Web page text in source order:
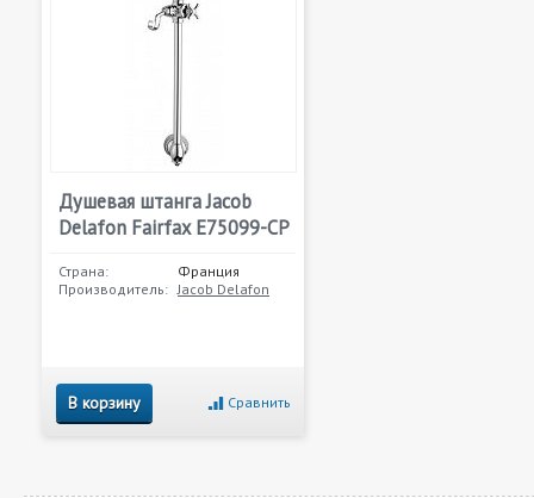
Душевая штанга Jacob
Delafon Fairfax E75099-CP
Страна:
Франция
Производитель: Jacob Delafon
В корзину Сравнить